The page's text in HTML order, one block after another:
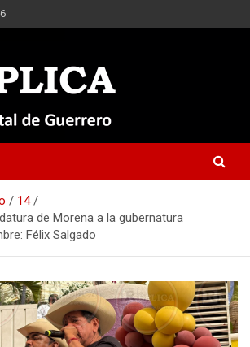
14
de Morena a la gubernatura
Félix Salgado